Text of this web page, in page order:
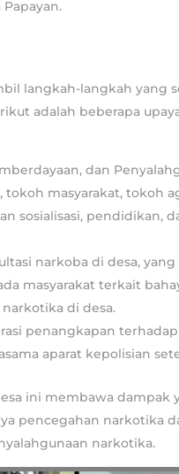
langkah-langkah yang
adalah beberapa
dan
masyarakat, tokoh
sosialisasi, pendidikan,
narkoba di desa,
masyarakat terkait
di desa.
penangkapan
aparat kepolisian
ini membawa dampak
pencegahan narkotika
narkotika.